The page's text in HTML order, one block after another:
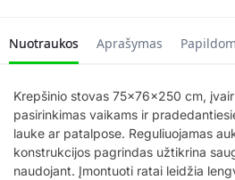
Nuotraukos Aprašymas
Krepšinio stovas 75x76x250 cm,
pasirinkimas vaikams ir
lauke ar patalpose. Reguliuojamas
konstrukcijos pagrindas užtikrina
naudojant. Įmontuoti ratai leidžia